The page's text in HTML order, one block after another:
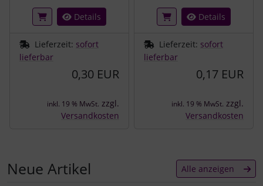
Details
Lieferzeit: sofort
lieferbar
0,30 EUR
inkl. 19 % MwSt. zzgl.
Versandkosten
Details
Lieferzeit: sofort
lieferbar
0,17 EUR
inkl. 19 % MwSt. zzgl.
Versandkosten
Neue Artikel Alle anzeigen